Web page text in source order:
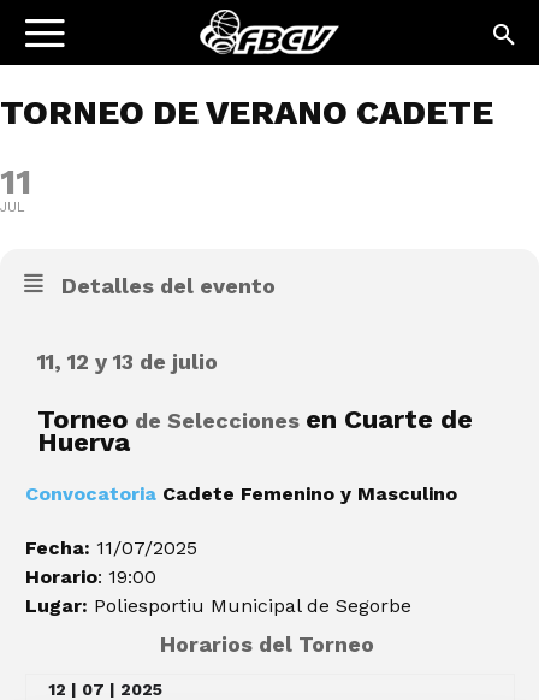
TORNEO DE VERANO CADETE
11
JUL
Detalles del evento
11, 12 y 13 de julio
Torneo de Selecciones en Cuarte de
Huerva
Convocatoria Cadete Femenino y Masculino
Fecha: 11/07/2025
Horario: 19:00
Lugar: Poliesportiu Municipal de Segorbe
Horarios del Torneo
12 | 07 | 2025